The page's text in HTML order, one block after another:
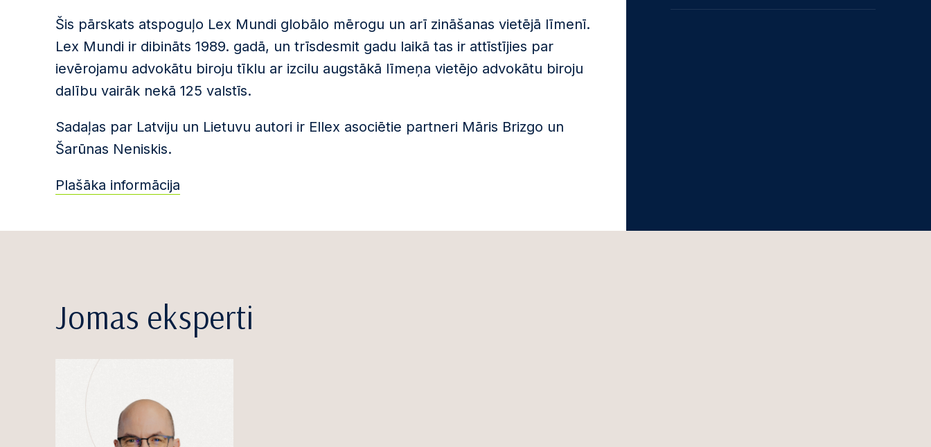
Šis pārskats atspoguļo Lex Mundi globālo mērogu un arī zināšanas vietējā līmenī.
Lex Mundi ir dibināts 1989. gadā, un trīsdesmit gadu laikā tas ir attīstījies par
ievērojamu advokātu biroju tīklu ar izcilu augstākā līmeņa vietējo advokātu biroju
dalību vairāk nekā 125 valstīs.
Sadaļas par Latviju un Lietuvu autori ir Ellex asociētie partneri Māris Brizgo un
Šarūnas Neniskis.
Plašāka informācija
Jomas eksperti